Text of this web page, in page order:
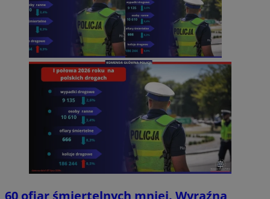
60 ofiar śmiertelnych mniej. Wyraźna